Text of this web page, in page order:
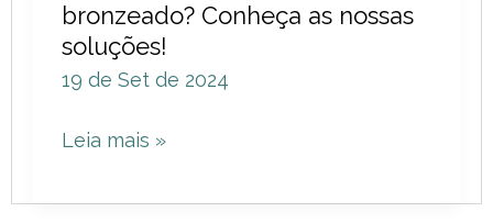
bronzeado? Conheça as nossas
soluções!
19 de Set de 2024
manchas
e
falta
bronzeado?
Leia mais »